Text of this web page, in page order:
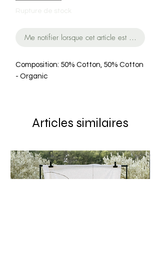
Rupture de stock
Me notifier lorsque cet article est disponible
Composition: 50% Cotton, 50% Cotton
- Organic
Articles similaires